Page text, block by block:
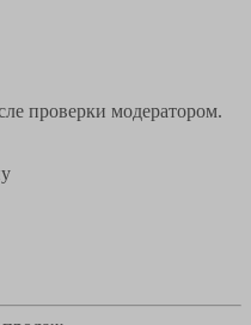
проверки модератором.